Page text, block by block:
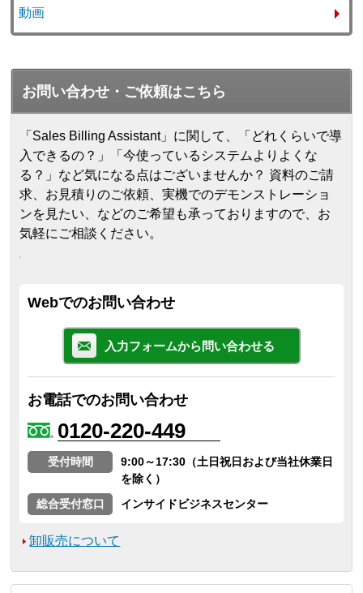
動画
お問い合わせ・ご依頼はこちら
「Sales Billing Assistant」に関して、「どれくらいで導
入できるの？」「今使っているシステムよりよくな
る？」など気になる点はございませんか？ 資料のご請
求、お見積りのご依頼、実機でのデモンストレーショ
ンを見たい、などのご希望も承っておりますので、お
気軽にご相談ください。
Webでのお問い合わせ
入力フォームから問い合わせる
お電話でのお問い合わせ
0120-220-449
受付時間
9:00～17:30（土日祝日および当社休業日
を除く）
総合受付窓口
インサイドビジネスセンター
卸販売について